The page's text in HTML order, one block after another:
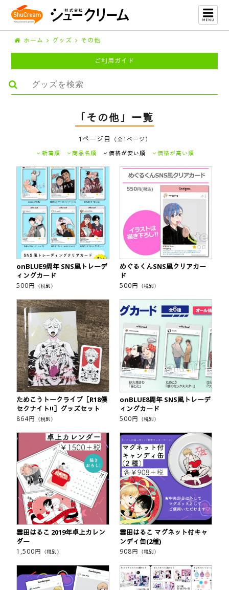
ホーム グッズ その他
ご利用ガイド
「その他」一覧
1ページ目
（全1ページ）
新着順
商品名順 価格が安い順 価格が高い順
onBLUE9周年 SNS風トレーデ
ィングカード
500円 （税別）
めぐるくんSNS風クリアカー
ド
500円 （税別）
ためこうトークライブ［R18僕
セクナイト!!］グッズセット
864円 （税別）
onBLUE8周年 SNS風トレーデ
ィングカード
500円 （税別）
雲田はるこ 2019年卓上カレン
ダー
1,500円 （税別）
雲田はるこ マグネット付キャ
ンディ缶(2種)
908円 （税別）